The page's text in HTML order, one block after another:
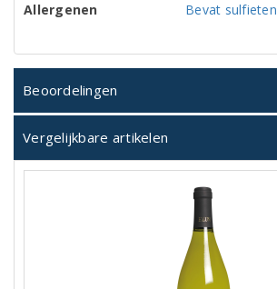
Allergenen
Bevat sulfieten
Beoordelingen
Vergelijkbare artikelen